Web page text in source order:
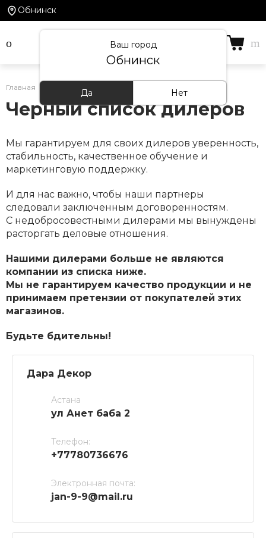
Обнинск
Ваш город
Обнинск
Да Нет
Главная Информация Черный список дилеров
Черный список дилеров
Мы гарантируем для своих дилеров уверенность,
стабильность, качественное обучение и
маркетинговую поддержку.
И для нас важно, чтобы наши партнеры
следовали заключенным договоренностям.
С недобросовестными дилерами мы вынуждены
расторгать деловые отношения.
Нашими дилерами больше не являются
компании из списка ниже.
Мы не гарантируем качество продукции и не
принимаем претензии от покупателей этих
магазинов.
Будьте бдительны!
Дара Декор
Астана
ул Анет баба 2
Телефон:
+77780736676
Электронная почта:
jan-9-9@mail.ru